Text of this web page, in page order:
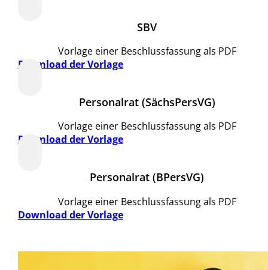
SBV
Vorlage einer Beschlussfassung als PDF
Download der Vorlage
Personalrat (SächsPersVG)
Vorlage einer Beschlussfassung als PDF
Download der Vorlage
Personalrat (BPersVG)
Vorlage einer Beschlussfassung als PDF
Download der Vorlage